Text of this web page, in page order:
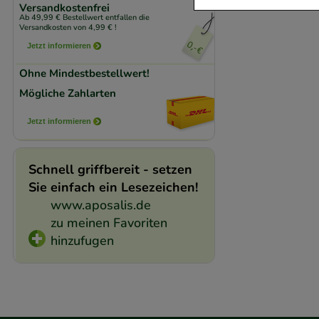
Versandkostenfrei
Ab 49,99 € Bestellwert entfallen die
Versandkosten von 4,99 € !
Jetzt informieren
Ohne Mindestbestellwert!
Mögliche Zahlarten
Jetzt informieren
Schnell griffbereit - setzen
Sie einfach ein Lesezeichen!
www.aposalis.de
zu meinen Favoriten
hinzufugen